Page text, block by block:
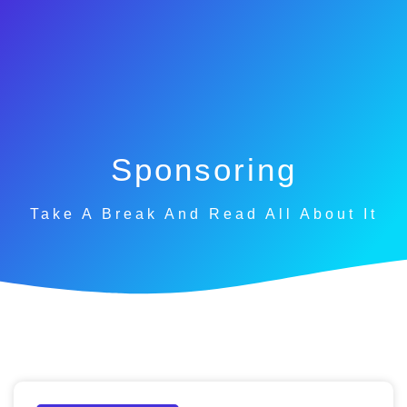
Sponsoring
Take A Break And Read All About It